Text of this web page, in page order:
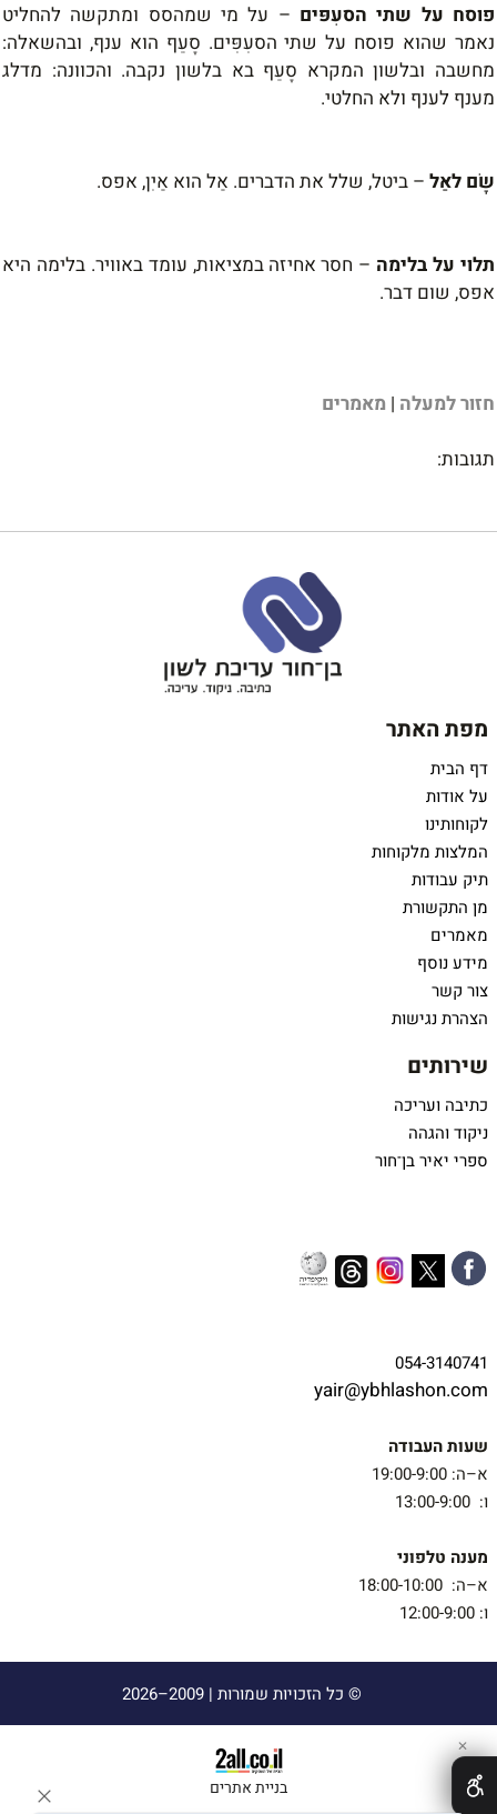
פוסח על שתי הסעִפּים – על מי שמהסס ומתקשה להחליט
נאמר שהוא פוסח על שתי הסעִפִּים. סָעֵף הוא ענף, ובהשאלה:
מחשבה ובלשון המקרא סָעֵף בא בלשון נקבה. והכוונה: מדלג
מענף לענף ולא החלטי.
שָׂם לאַל – ביטל, שלל את הדברים. אַל הוא אַיִן, אפס.
תלוי על בלימה – חסר אחיזה במציאות, עומד באוויר. בלימה היא
אפס, שום דבר.
חזור למעלה | מאמרים
תגובות:
מפת האתר
דף הבית
על אודות
לקוחותינו
המלצות מלקוחות
תיק עבודות
מן התקשורת
מאמרים
מידע נוסף
צור קשר
הצהרת נגישות
שירותים
כתיבה ועריכה
ניקוד והגהה
ספרי יאיר בן־חור
054-3140741
yair@ybhlashon.com
שעות העבודה
א–ה: 19:00-9:00
ו: 13:00-9:00
מענה טלפוני
א–ה: 18:00-10:00
ו: 12:00-9:00
© כל הזכויות שמורות |
בניית אתרים
✕